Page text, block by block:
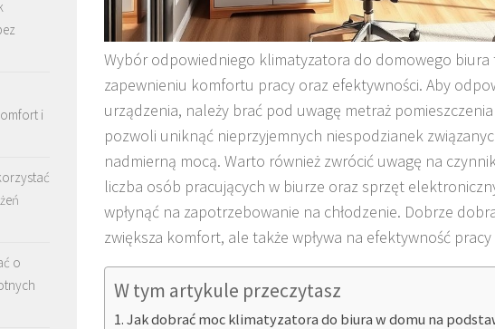
Wybór odpowiedniego klimatyzatora do domowego
zapewnieniu komfortu pracy oraz efektywności. Aby
urządzenia, należy brać pod uwagę metraż
pozwoli uniknąć nieprzyjemnych niespodzianek
nadmierną mocą. Warto również zwrócić uwagę na
liczba osób pracujących w biurze oraz sprzęt
wpłynąć na zapotrzebowanie na chłodzenie. Dobrze
zwiększa komfort, ale także wpływa na efektywność
W tym artykule przeczytasz
Jak dobrać moc klimatyzatora do biura w domu na
i
o